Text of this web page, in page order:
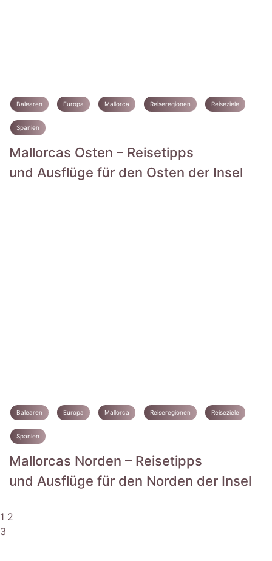
Balearen Europa Mallorca Reiseregionen Reiseziele
Spanien
Mallorcas Osten – Reisetipps
und Ausflüge für den Osten der Insel
Balearen Europa Mallorca Reiseregionen Reiseziele
Spanien
Mallorcas Norden – Reisetipps
und Ausflüge für den Norden der Insel
1 2
3